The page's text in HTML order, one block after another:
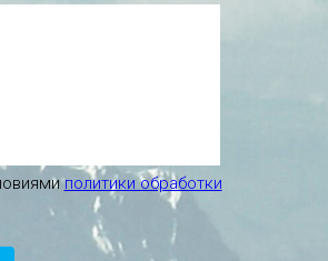
политики обработки